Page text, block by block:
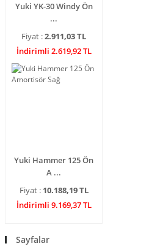
Yuki YK-30 Windy Ön
...
Fiyat :2.911,03 TL
İndirimli 2.619,92 TL
Yuki Hammer 125 Ön
A ...
Fiyat : 10.188,19 TL
İndirimli 9.169,37 TL
Sayfalar